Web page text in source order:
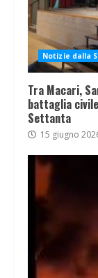
Notizie dalla
Tra Macari,
battaglia
Settanta
15 giugno